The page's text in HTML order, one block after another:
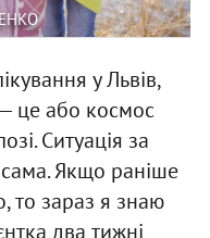
у Львів,
це або космос
Ситуація за
Якщо раніше
то зараз я знаю
два тижні